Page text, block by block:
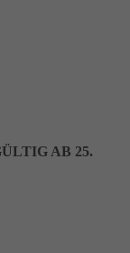
adipiscing
massa.
parturient
felis,
AB 25.